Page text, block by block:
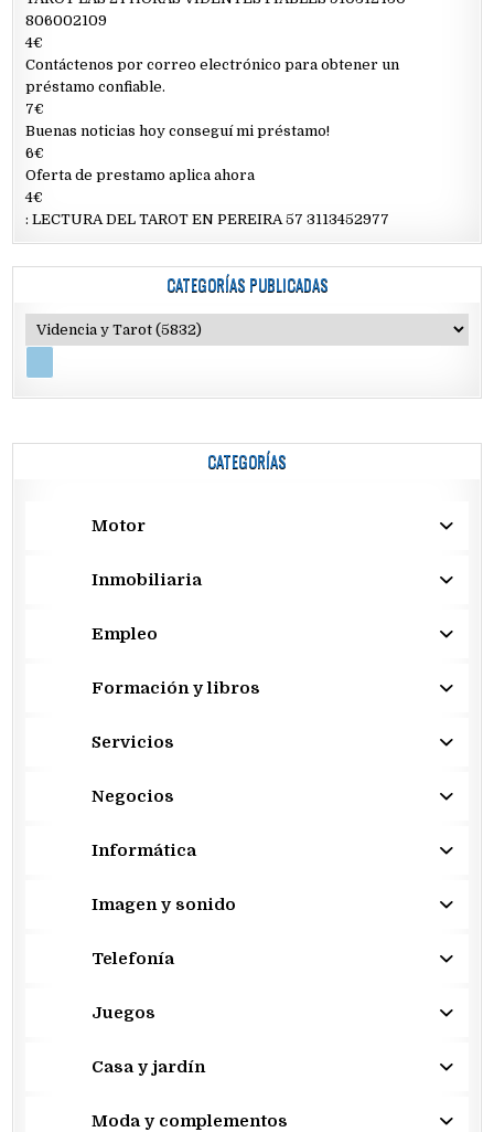
806002109
4€
Contáctenos por correo electrónico para obtener un
préstamo confiable.
7€
Buenas noticias hoy conseguí mi préstamo!
6€
Oferta de prestamo aplica ahora
4€
: LECTURA DEL TAROT EN PEREIRA 57 3113452977
CATEGORÍAS PUBLICADAS
CATEGORÍAS
Motor
Inmobiliaria
Empleo
Formación y libros
Servicios
Negocios
Informática
Imagen y sonido
Telefonía
Juegos
Casa y jardín
Moda y complementos